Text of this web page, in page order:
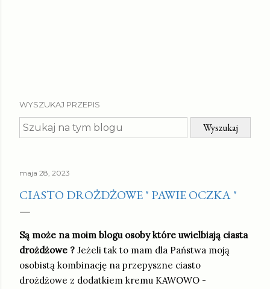
WYSZUKAJ PRZEPIS
maja 28, 2023
CIASTO DROŻDŻOWE " PAWIE OCZKA "
Są może na moim blogu osoby które uwielbiają ciasta
drożdżowe ? Jeżeli tak to mam dla Państwa moją
osobistą kombinację na przepyszne ciasto
drożdżowe z dodatkiem kremu KAWOWO -